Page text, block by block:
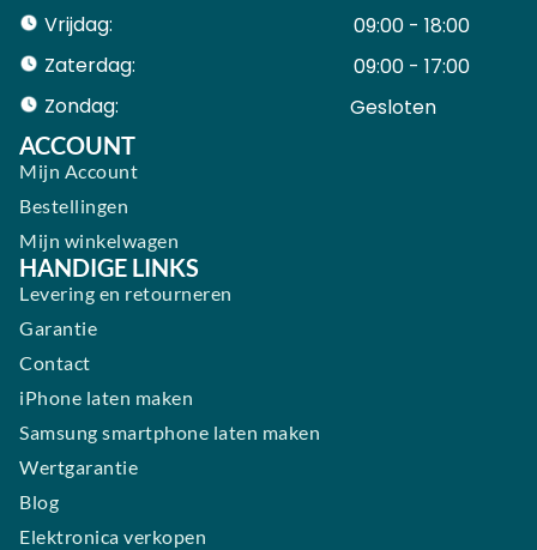
Vrijdag:
09:00 - 18:00
Zaterdag:
09:00 - 17:00
Zondag:
Gesloten ​ ​ ​ ​ ​ ​ ​
ACCOUNT
Mijn Account
Bestellingen
Mijn winkelwagen
HANDIGE LINKS
Levering en retourneren
Garantie
Contact
iPhone laten maken
Samsung smartphone laten maken
Wertgarantie
Blog
Elektronica verkopen